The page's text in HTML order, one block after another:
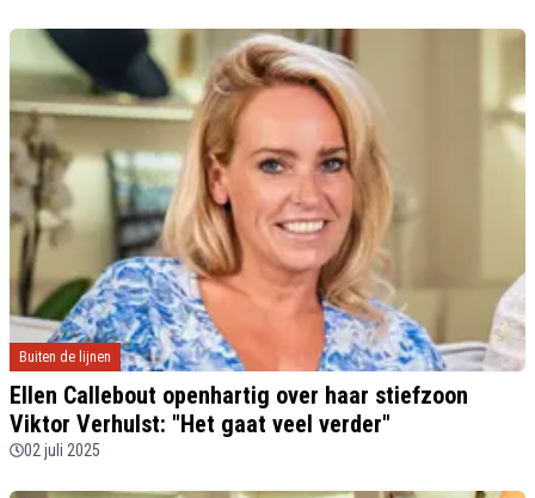
Buiten de lijnen
Ellen Callebout openhartig over haar stiefzoon
Viktor Verhulst: "Het gaat veel verder"
02 juli 2025